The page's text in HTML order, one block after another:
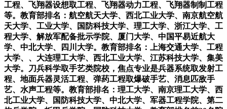
工程、飞翔器设想取工程、飞翔器动力工程、飞翔器制制工程
等。教育部排名：航空航天大学、西北工业大学、南京航空航
天大学、工业大学、国防科技大学、理工大学、浙江大学、工
程大学、解放军配备批示学院、厦门大学、中国平易近航大
学、中北大学、四川大学。教育部排名：上海交通大学、工程
大学、、大连理工大学、西北工业大学、江苏科技大学、集美
大学。刀兵科学取手艺类院校，焦点专业是兵器系统取发射工
程、地面兵器灵活工程、弹药工程取爆破手艺、消息匹敌手
艺、水声工程等。教育部排名：理工大学、南京理工大学、西
北工业大学、国防科技大学、中北大学、军器工程学院、第二